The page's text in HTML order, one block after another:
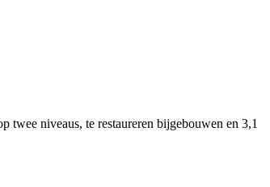
twee niveaus, te restaureren bijgebouwen en 3,1